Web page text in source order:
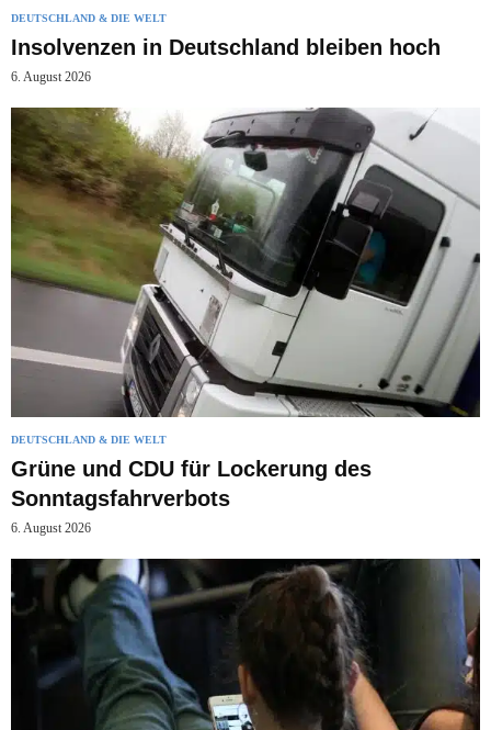
DEUTSCHLAND & DIE WELT
Insolvenzen in Deutschland bleiben hoch
6. August 2026
DEUTSCHLAND & DIE WELT
Grüne und CDU für Lockerung des
Sonntagsfahrverbots
6. August 2026